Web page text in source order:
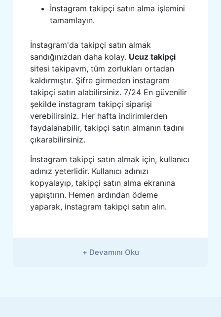
İnstagram takipçi satın alma işlemini
tamamlayın.
İnstagram'da takipçi satın almak
sandığınızdan daha kolay. Ucuz takipçi
sitesi takipavm, tüm zorlukları ortadan
kaldırmıştır. Şifre girmeden instagram
takipçi satın alabilirsiniz. 7/24 En güvenilir
şekilde instagram takipçi siparişi
verebilirsiniz. Her hafta indirimlerden
faydalanabilir, takipçi satın almanın tadını
çıkarabilirsiniz.
İnstagram takipçi satın almak için, kullanıcı
adınız yeterlidir. Kullanıcı adınızı
kopyalayıp, takipçi satın alma ekranına
yapıştırın. Hemen ardından ödeme
yaparak, instagram takipçi satın alın.
+ Devamını Oku